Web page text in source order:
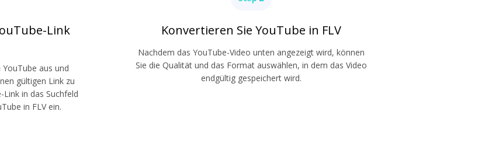
Link
aus und
gültigen Link zu
Link in das Suchfeld
in FLV ein.
Konvertieren Sie YouTube in FLV
Nachdem das YouTube-Video unten angezeigt wird, können
Sie die Qualität und das Format auswählen, in dem das Video
endgültig gespeichert wird.